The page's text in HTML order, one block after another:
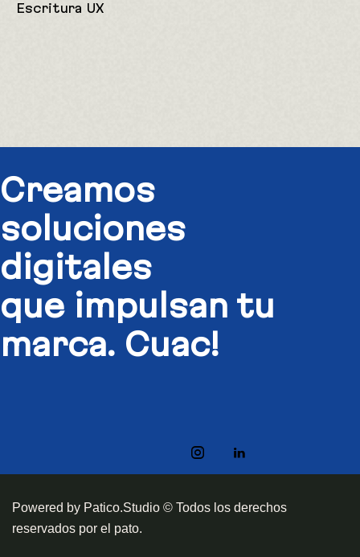
Escritura UX
Creamos
soluciones
digitales​
que impulsan tu
marca. Cuac!
Powered by Patico.Studio © Todos los derechos
reservados por el pato.